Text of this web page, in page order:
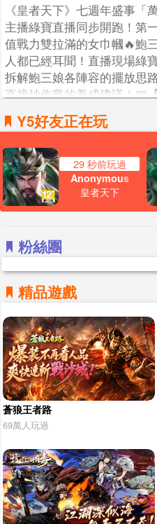
《皇者天下》七週年盛事「
主播綠寶直播同步開跑！第
值戰力雙拉滿的女巾幗🔥鮑
人都已經耳聞！直播現場綠
拆解鮑三娘各陣容的擺放思
直接抄作業的養成建議！📅
~22：00📺【觀看直播】
【馬上遊玩
Y5好友正在玩
30 秒前玩過
偉銘
皇者天下
粉絲團
精品遊戲
蒼狼王者路
69萬人玩過